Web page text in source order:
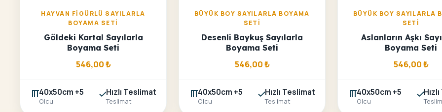
HAYVAN FIGÜRLÜ SAYILARLA
BOYAMA SETI
Göldeki Kartal Sayılarla
Boyama Seti
546,00₺
40x50cm +5
Olcu
Hızlı Teslimat
Teslimat
BÜYÜK BOY SAYILARLA BOYAMA
SETI
Desenli Baykuş Sayılarla
Boyama Seti
546,00₺
40x50cm +5
Olcu
Hızlı Teslimat
Teslimat
BÜYÜK BOY SAYILARLA
SETI
Aslanların Aşkı
Boyama Seti
546,00₺
40x50cm +5
Olcu